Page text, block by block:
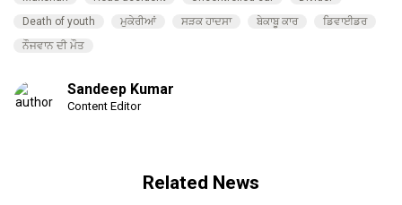
Death of youth
ਮੁਕੇਰੀਆਂ ਸੜਕ ਹਾਦਸਾ ਬੇਕਾਬੂ ਕਾਰ
ਡਿਵਾਈਡਰ
ਨੌਜਵਾਨ ਦੀ ਮੌਤ
Sandeep Kumar
Content Editor
Related News